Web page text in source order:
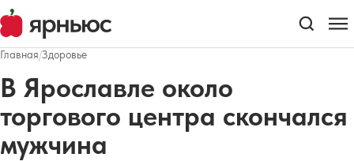
Главная/Здоровье
В Ярославле около
торгового центра скончался
мужчина